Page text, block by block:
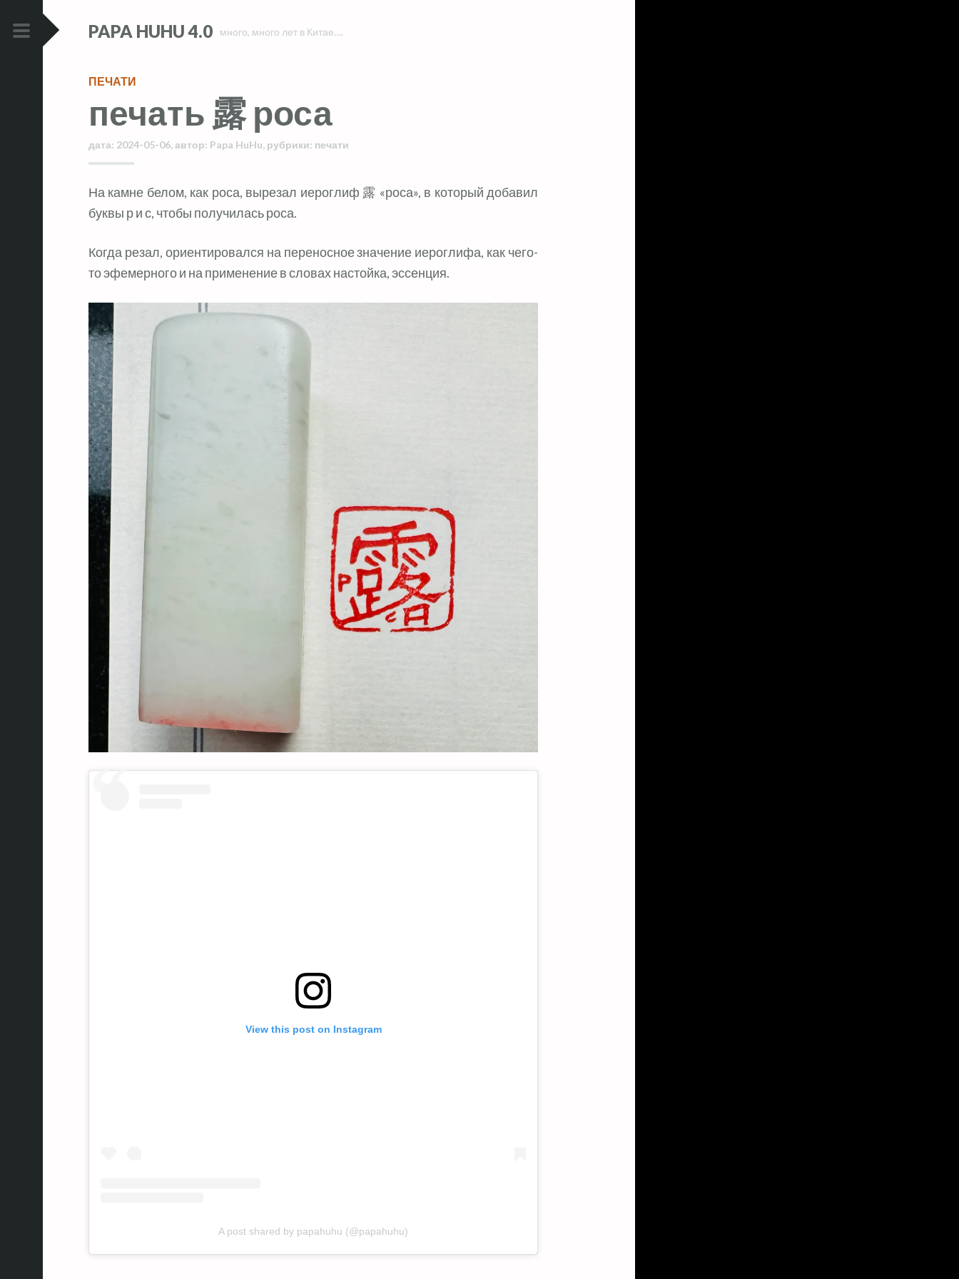
PRIMARY
PAPA HUHU 4.0 много, много лет в Китае….
ПЕЧАТИ
печать 露 роса
дата: 2024-05-06,автор: Papa HuHu, рубрики: печати
На камне белом, как роса, вырезал иероглиф 露 «роса», в который добавил
буквы р и с, чтобы получилась роса.
Когда резал, ориентировался на переносное значение иероглифа, как чего-
то эфемерного и на применение в словах настойка, эссенция.
View this post on Instagram
A post shared by papahuhu (@papahuhu)